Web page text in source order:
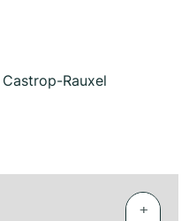
Rauxel
+